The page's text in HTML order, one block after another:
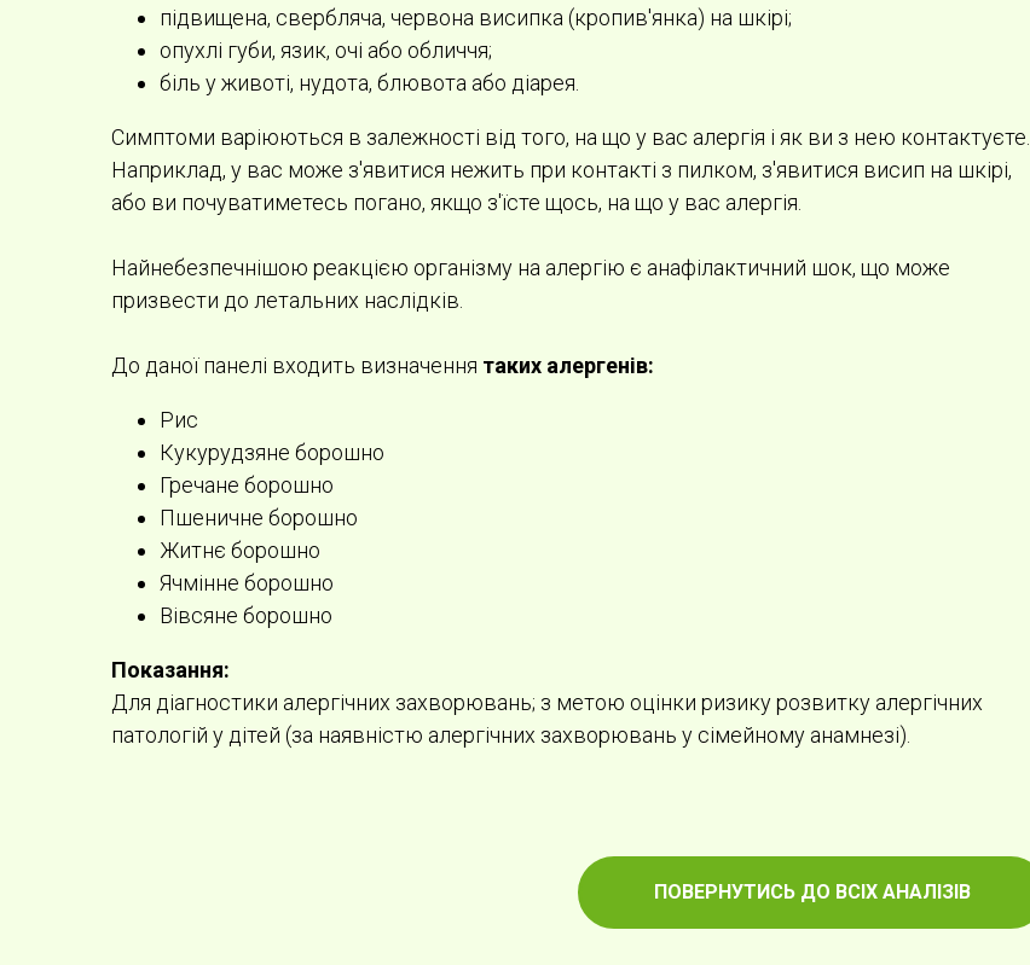
підвищена, свербляча, червона висипка (кропив'янка) на шкірі;
опухлі губи, язик, очі або обличчя;
біль у животі, нудота, блювота або діарея.
Симптоми варіюються в залежності від того, на що у вас алергія і як ви з нею контактуєте.
Наприклад, у вас може з'явитися нежить при контакті з пилком, з'явитися висип на шкірі,
або ви почуватиметесь погано, якщо з'їсте щось, на що у вас алергія.
Найнебезпечнішою реакцією організму на алергію є анафілактичний шок, що може
призвести до летальних наслідків.
До даної панелі входить визначення таких алергенів:
Рис
Кукурудзяне борошно
Гречане борошно
Пшеничне борошно
Житнє борошно
Ячмінне борошно
Вівсяне борошно
Показання:
Для діагностики алергічних захворювань; з метою оцінки ризику розвитку алергічних
патологій у дітей (за наявністю алергічних захворювань у сімейному анамнезі).
ПОВЕРНУТИСЬ ДО ВСІХ АНАЛІЗІВ